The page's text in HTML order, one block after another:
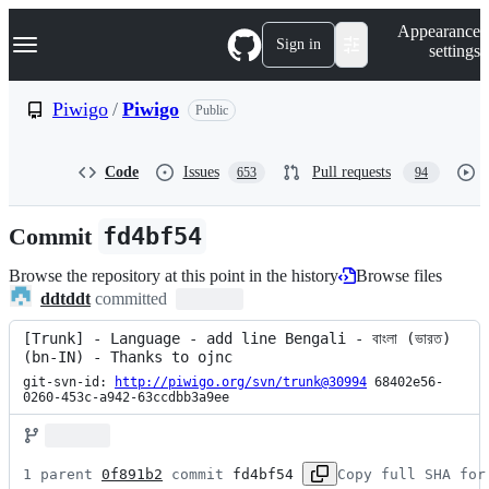
k
p
n
Navigation Menu Sign in
Appearance
settings
Piwigo / Piwigo Public
Code Issues 653 Pull requests 94
Commit fd4bf54
Browse the repository at this point in the history
Browse files
ddtddt committed
[Trunk] - Language - add line Bengali - বাংলা (ভারত)
(bn-IN) - Thanks to ojnc
git-svn-id: http://piwigo.org/svn/trunk@30994 68402e56-
0260-453c-a942-63ccdbb3a9ee
1 parent 0f891b2 commit fd4bf54 Copy full SHA